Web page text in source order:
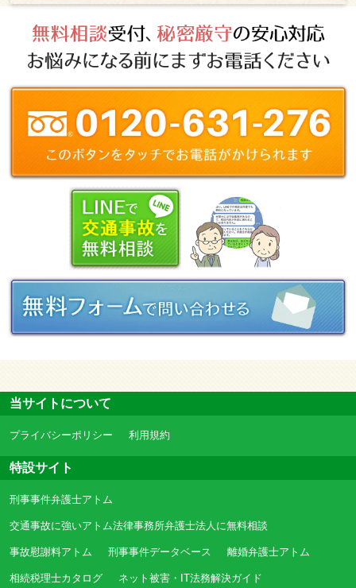
当サイトについて
プライバシーポリシー 利用規約
特設サイト
刑事事件弁護士アトム
交通事故に強いアトム法律事務所弁護士法人に無料相談
事故慰謝料アトム 刑事事件データベース 離婚弁護士アトム
相続税理士カタログ ネット被害・IT法務解決ガイド